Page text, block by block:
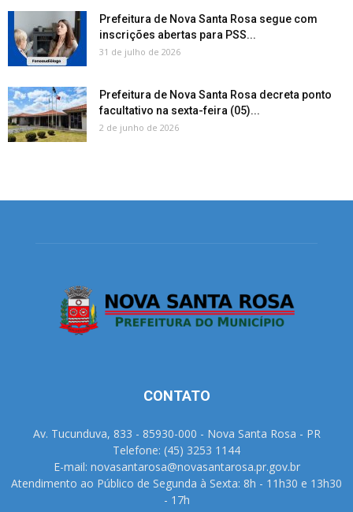
Prefeitura de Nova Santa Rosa segue com
inscrições abertas para PSS...
31 de julho de 2026
Prefeitura de Nova Santa Rosa decreta ponto
facultativo na sexta-feira (05)...
2 de junho de 2026
CONTATO
Av. Tucunduva, 833 - 85930-000 - Nova Santa Rosa - PR
Telefone: (45) 3253 1144
E-mail: novasantarosa@novasantarosa.pr.gov.br
Atendimento ao Público de Segunda à Sexta: 8h - 11h30 e 13h30
- 17h